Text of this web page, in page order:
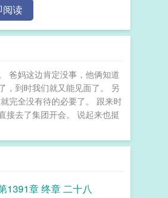
阅读
爸妈这边肯定没事，他俩知道
，到时我们就又能见面了。 另
完全没有待的必要了。 跟来时
接去了集团开会。 说起来也挺
1391章 终章 二十八